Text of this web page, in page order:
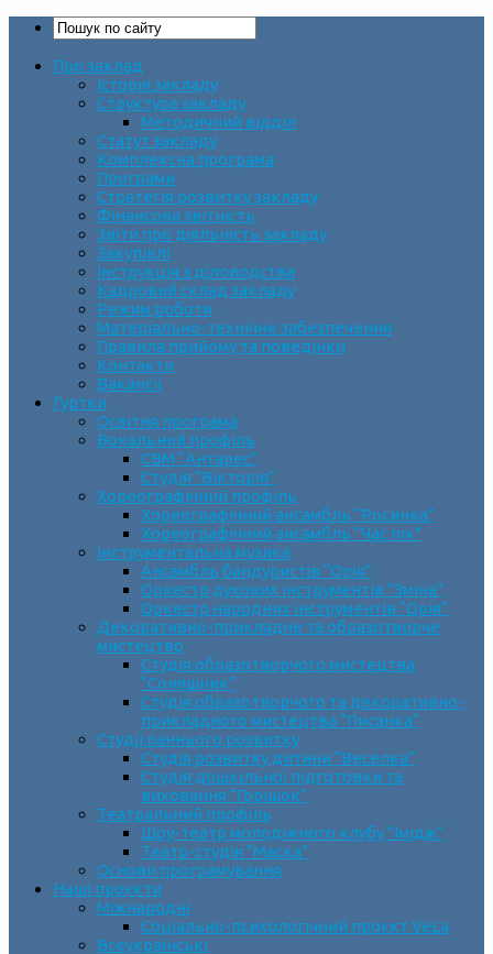
Про заклад
Історія закладу
Структура закладу
Методичний відділ
Статут закладу
Комплексна програма
Програми
Стратегія розвитку закладу
Фінансова звітність
Звіти про діяльність закладу
Закупівлі
Інструкція з діловодства
Кадровий склад закладу
Режим роботи
Матеріально-технічне забезпечення
Правила прийому та поведінки
Контакти
Вакансії
Гуртки
Освітня програма
Вокальний профіль
СВМ “Антарес”
Студія “Вікторія”
Хореографічний профіль
Хореографічний ансамбль “Росинка”
Хореографічний ансамбль “Час пік”
Інструментальна музика
Ансамбль бандуристів “Орія”
Оркестр духових інструментів “Зміна”
Оркестр народних інструментів “Орія”
Декоративно-прикладне та образотворче
мистецтво
Cтудія образотворчого мистецтва
“Соняшник”
Студія образотворчого та декоративно-
прикладного мистецтва “Писанка”
Студії раннього розвитку
Студія розвитку дитини “Веселка”
Студія дошкільної підготовки та
виховання “Горішок”
Театральний профіль
Шоу-театр молодіжного клубу “Імідж”
Театр-студія “Маска”
Основи програмування
Наші проєкти
Міжнародні
Соціально-психологічний проєкт VeLa
Всеукраїнські